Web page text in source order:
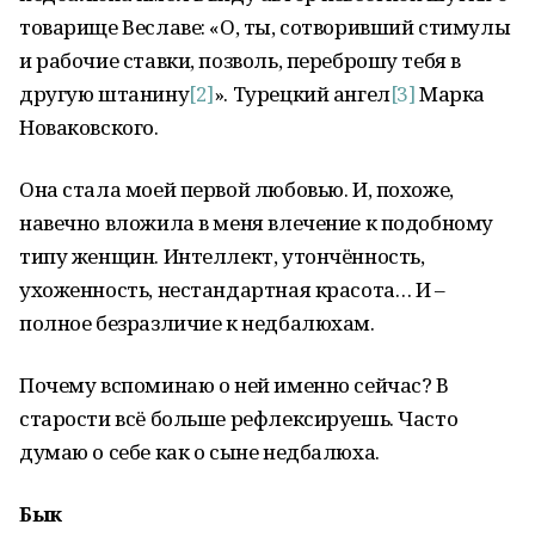
товарище Веславе: «О, ты, сотворивший стимулы
и рабочие ставки, позволь, переброшу тебя в
другую штанину[2]». Турецкий ангел[3]Марка
Новаковского.
Она стала моей первой любовью. И, похоже,
навечно вложила в меня влечение к подобному
типу женщин. Интеллект, утончённость,
ухоженность, нестандартная красота… И –
полное безразличие к недбалюхам.
Почему вспоминаю о ней именно сейчас? В
старости всё больше рефлексируешь. Часто
думаю о себе как о сыне недбалюха.
Бык